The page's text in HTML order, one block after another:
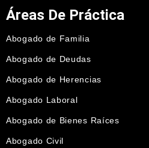
Áreas De Práctica
Abogado de Familia
Abogado de Deudas
Abogado de Herencias
Abogado Laboral
Abogado de Bienes Raíces
Abogado Civil